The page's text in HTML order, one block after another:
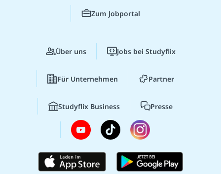
Zum Jobportal
Über uns Jobs bei Studyflix
Für Unternehmen Partner
Studyflix Business Presse